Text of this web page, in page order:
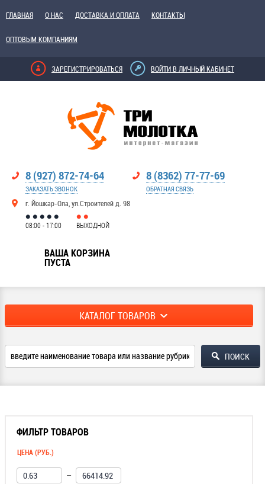
ГЛАВНАЯ О НАС ДОСТАВКА И ОПЛАТА КОНТАКТЫ
ОПТОВЫМ КОМПАНИЯМ
ЗАРЕГИСТРИРОВАТЬСЯ ВОЙТИ В ЛИЧНЫЙ КАБИНЕТ
8 (927) 872-74-64
ЗАКАЗАТЬ ЗВОНОК
г. Йошкар-Ола, ул.Строителей д. 98
8 (8362) 77-77-69
ОБРАТНАЯ СВЯЗЬ
08:00 - 17:00 ВЫХОДНОЙ
ВАША КОРЗИНА
ПУСТА
КАТАЛОГ ТОВАРОВ
ФИЛЬТР ТОВАРОВ
ЦЕНА (РУБ.)
—